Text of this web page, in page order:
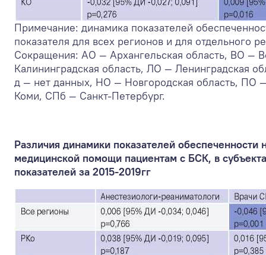
Примечание: динамика показателей
показателя для всех регионов и для отдельного
Сокращения: АО — Архангельская область, ВО —
Калининградская область, ЛО — Ленинградская
д — нет данных, НО — Новгородская область, ПО
Коми, СПб — Санкт-Петербург.
Различия динамики показателей
медицинской помощи пациентам с БСК, в
показателей за 2015-2019гг